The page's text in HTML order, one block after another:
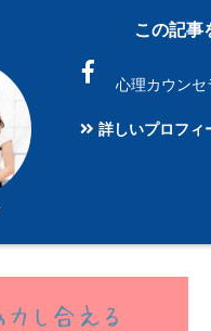
この記事
心理カウン
詳しいプロフィ